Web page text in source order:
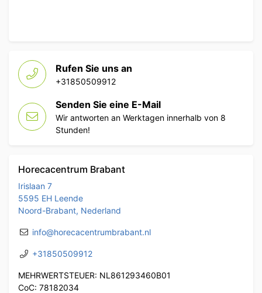
Rufen Sie uns an
+31850509912
Senden Sie eine E-Mail
Wir antworten an Werktagen innerhalb von 8
Stunden!
Horecacentrum Brabant
Irislaan 7
5595 EH Leende
Noord-Brabant, Nederland
info@horecacentrumbrabant.nl
+31850509912
MEHRWERTSTEUER: NL861293460B01
CoC: 78182034